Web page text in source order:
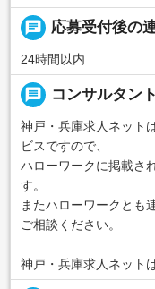
chat 応募受付後の
24時間以内
message コンサルタン
神戸・兵庫求人ネット
ビスですので、
ハローワークに掲載さ
す。
またハローワークとも
ご相談ください。
神戸・兵庫求人ネット